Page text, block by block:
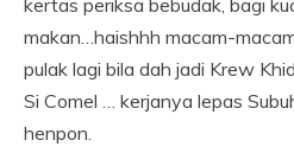
kertas periksa bebudak, bagi
makan…haishhh macam-
pulak lagi bila dah jadi Krew
Si Comel … kerjanya lepas
henpon.